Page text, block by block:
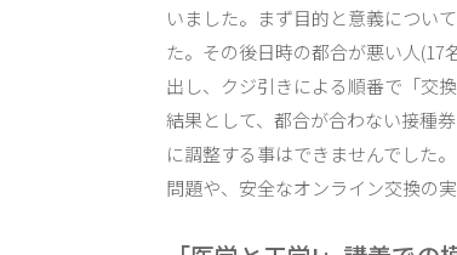
いました。まず目的と意義につい
た。その後日時の都合が悪い人(17
出し、クジ引きによる順番で「交
結果として、都合が合わない接種
に調整する事はできませんでした
問題や、安全なオンライン交換の